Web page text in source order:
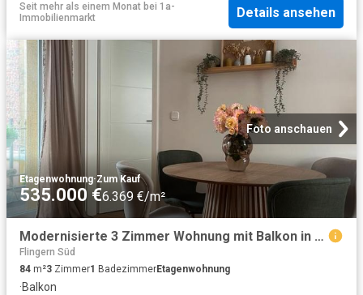
Seit mehr als einem Monat bei 1a-
Immobilienmarkt
Details ansehen
Foto anschauen
Etagenwohnung·Zum Kauf
535.000 €6.369 €/m²
Modernisierte 3 Zimmer Wohnung mit Balkon in Flingern Nord
Flingern Süd
84 m²3 Zimmer1 BadezimmerEtagenwohnung
·Balkon